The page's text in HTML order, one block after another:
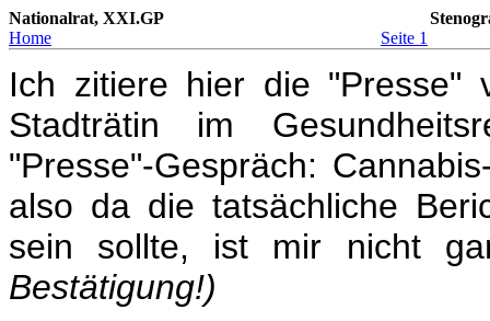
Nationalrat, XXI.GP
Home
Seite 1
Ich zitiere hier die "Presse"
Stadträtin im
"Presse"-Gespräch:
also da die tatsächliche
sein sollte, ist mir nicht
Bestätigung!)